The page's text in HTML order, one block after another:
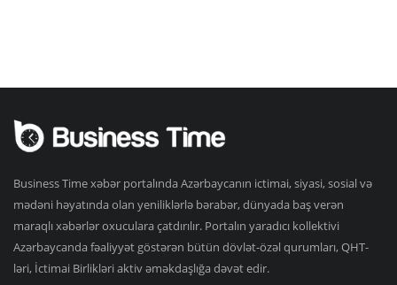
Business Time xəbər portalında Azərbaycanın ictimai, siyasi, sosial və
mədəni həyatında olan yeniliklərlə bərabər, dünyada baş verən
maraqlı xəbərlər oxuculara çatdırılır. Portalın yaradıcı kollektivi
Azərbaycanda fəaliyyət göstərən bütün dövlət-özəl qurumları, QHT-
ləri, İctimai Birlikləri aktiv əməkdaşlığa dəvət edir.